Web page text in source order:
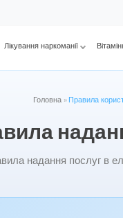
Лікування наркоманії
Головна » Правила
надання послуг в